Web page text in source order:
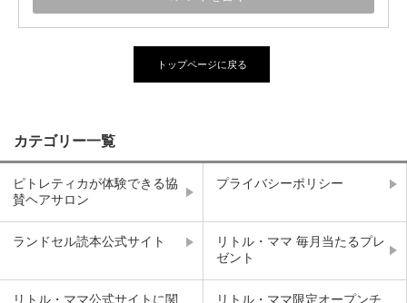
トップページに戻る
カテゴリー一覧
ピトレティカが体験できる協
賛ヘアサロン
プライバシーポリシー
ランドセル読本公式サイト
リトル・ママ 毎月当たるプレ
ゼント
リトル・ママ公式サイトに関 リトル・ママ限定オープンチ